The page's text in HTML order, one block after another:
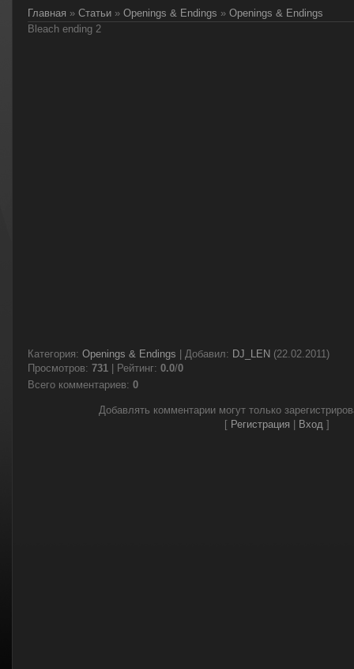
Главная » Статьи » Openings & Endings » Openings & Endings
Bleach ending 2
Категория: Openings & Endings Добавил: DJ_LEN (22.02.2011)
Просмотров: 731 Рейтинг: 0.0/0
Всего комментариев: 0
Добавлять комментарии могут только
[ Регистрация Вход]